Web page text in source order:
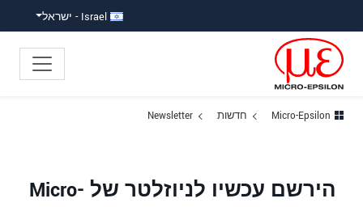
Israel - ישראל
Micro-Epsilon חדשות Newsletter
הירשם עכשיו לניוזלטר של Micro-